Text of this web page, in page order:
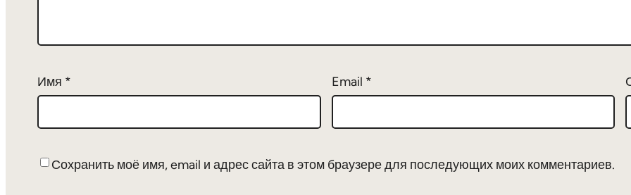
Имя * Email *
Сохранить моё имя, email и адрес сайта в этом браузере для последующих моих комментариев.